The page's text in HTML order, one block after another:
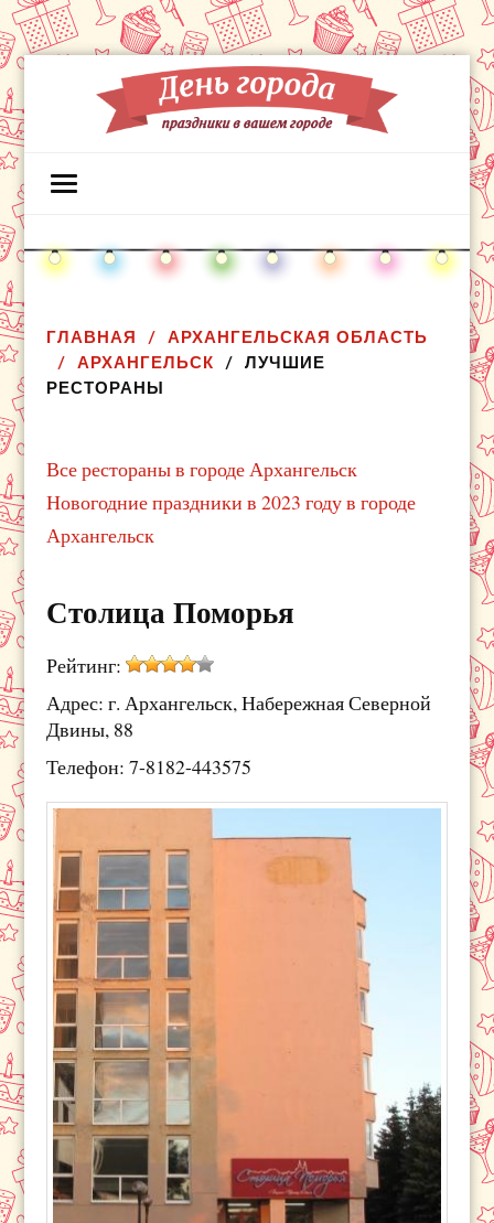
ГЛАВНАЯ
АРХАНГЕЛЬСКАЯ ОБЛАСТЬ
АРХАНГЕЛЬСК
ЛУЧШИЕ
РЕСТОРАНЫ
Все рестораны в городе Архангельск
Новогодние праздники в 2023 году в городе
Архангельск
Столица Поморья
Рейтинг:
Адрес: г. Архангельск, Набережная Северной
Двины, 88
Телефон: 7-8182-443575